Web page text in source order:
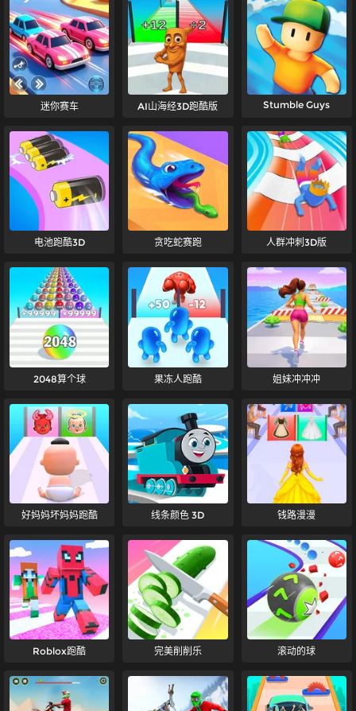
迷你赛车 AI山海经3D跑酷版 Stumble Guys
电池跑酷3D 贪吃蛇赛跑 人群冲刺3D版
2048算个球 果冻人跑酷 姐妹冲冲冲
好妈妈坏妈妈跑酷 线条颜色 3D 钱路漫漫
Roblox跑酷 完美削削乐 滚动的球